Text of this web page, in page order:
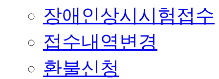
장애인상시시험접수
접수내역변경
환불신청